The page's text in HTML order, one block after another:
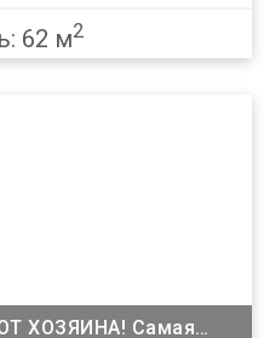
62 м2
ХОЗЯИНА! Самая